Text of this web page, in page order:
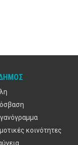
κοινότητες